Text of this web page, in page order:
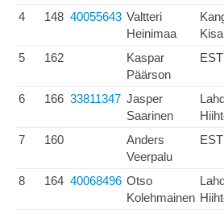
4
148 40055643 Valtteri
Heinimaa
Kisa
5 162
Kaspar
Päärson
EST
6 166 33811347 Jasper
Saarinen
7 160
Anders
Veerpalu
EST
8 164 40068496 Otso
Kolehmainen